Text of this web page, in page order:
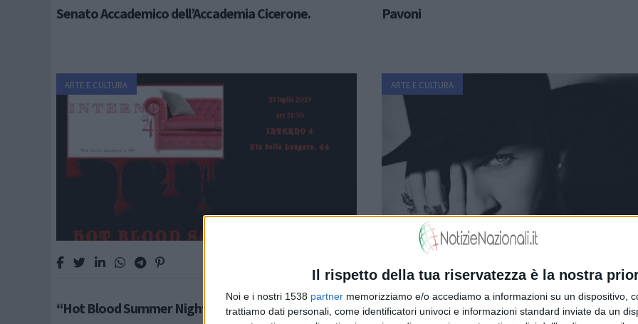
Il rispetto della tua riservatezza è la nostra
Noi e i nostri 1538 partner memorizziamo e/o accediamo a informazioni su un dispositivo,
trattiamo dati personali, come identificatori univoci e informazioni standard inviate da un
Senato Accademico dell’Accademia Cicerone.
Pavoni
ARTE E CULTURA
“Hot Blood Summer Night” all’Interno 4 di Chiara
ARTE E CULTURA
Alex Effe in radio e nei digital store con il